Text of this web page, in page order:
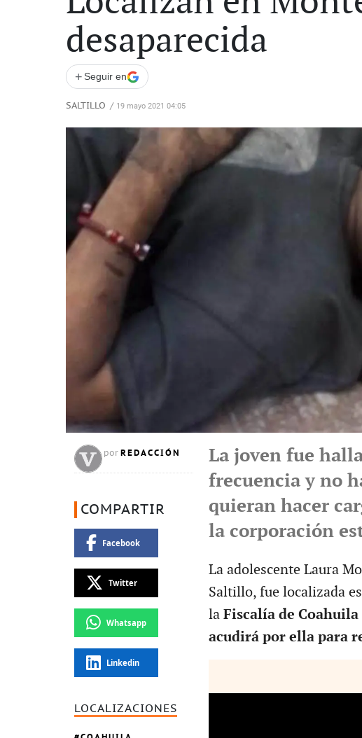
desaparecida
+ Seguir en
SALTILLO / 19 mayo 2021 04:05
por REDACCIÓN
COMPARTIR
Facebook
Twitter
Whatsapp
Linkedin
LOCALIZACIONES
La joven fue
frecuencia y no
quieran hacer
la corporación
La adolescente Laura
Saltillo, fue localizada
la Fiscalía de
acudirá por ella para